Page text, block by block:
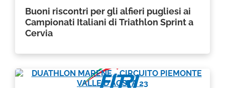
Buoni riscontri per gli alfieri pugliesi ai
Campionati Italiani di Triathlon Sprint a
Cervia